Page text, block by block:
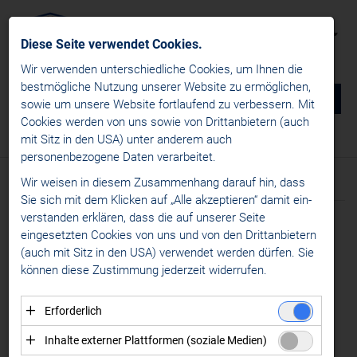
0 DE
NEWS
win2day ICE Hockey League
Alps Hockey League
Liganews
Transfernews
Womens Hockey Leagues
KONTAKT
News / Alps Hockey League / Liganews
Text Bilder
Meldung vom 18.04.2026
GHERDEINA IST
ERSTMALS CHAMPION
DER ALPS HOCKEY
LEAGUE
Diese Seite verwendet Cookies.
Wir verwenden unterschiedliche Cookies, um Ihnen die
best­mögliche Nutzung unserer Website zu ermöglichen,
sowie um unsere Website fortlaufend zu verbessern. Mit
Cookies werden von uns sowie von Drittanbietern (auch
mit Sitz in den USA) unter anderem auch
personenbezogene Daten verarbeitet.
Wir weisen in diesem Zusammenhang darauf hin, dass
Sie sich mit dem Klicken auf „Alle akzeptieren“ damit ein­
ver­standen erklären, dass die auf unserer Seite
eingesetzten Cookies von uns und von den Drittanbietern
(auch mit Sitz in den USA) verwendet werden dürfen. Sie
können diese Zustimmung jederzeit widerrufen.
Erforderlich
Essenzielle Cookies ermöglichen grundlegende
Funktionen und sind für die einwandfreie Funktion der
Inhalte externer Plattformen (soziale Medien)